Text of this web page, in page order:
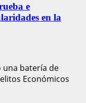
e
en la
una batería de
Económicos